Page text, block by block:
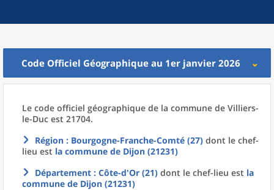
Code Officiel Géographique au 1er janvier 2026
Le code officiel géographique de la commune de Villiers-
le-Duc est 21704.
Région : Bourgogne-Franche-Comté (27) dont le chef-
lieu est la commune de Dijon (21231)
Département : Côte-d'Or (21) dont le chef-lieu est la
commune de Dijon (21231)